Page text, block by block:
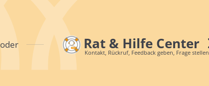
Rat & Hilfe Center
Kontakt, Rückruf, Feedback geben, Frage stellen